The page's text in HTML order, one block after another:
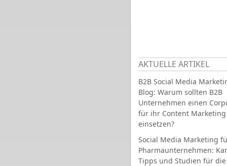
AKTUELLE ARTIKEL
B2B Social Media
Blog: Warum sollten B2B
Unternehmen einen
für ihr Content Marketing
einsetzen?
Social Media Marketing
Pharmaunternehmen:
Tipps und Studien für die